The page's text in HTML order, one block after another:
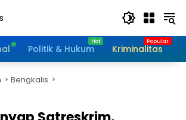
Politik & Hukum Kriminalitas
Bengkalis